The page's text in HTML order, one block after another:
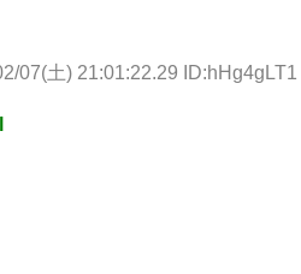
07(土) 21:01:22.29 ID:hHg4gLT1